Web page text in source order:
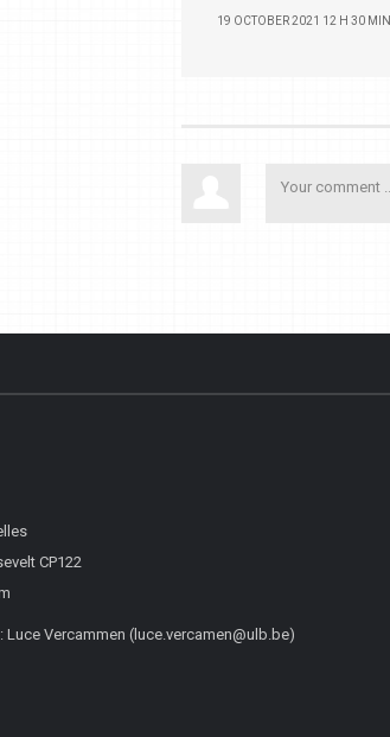
19 OCTOBER 2021 12 H 30 MIN
CP122
Vercammen (luce.vercamen@ulb.be)